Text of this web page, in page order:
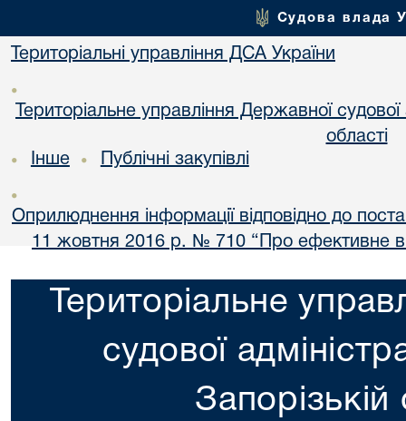
Судова влада
Територіальні управління ДСА України
•
Територіальне управління Державної судової
області
• Інше • Публічні закупівлі
•
Оприлюднення інформації відповідно до
11 жовтня 2016 р. № 710 “Про ефективне
Територіальне
судової
Запорізькій